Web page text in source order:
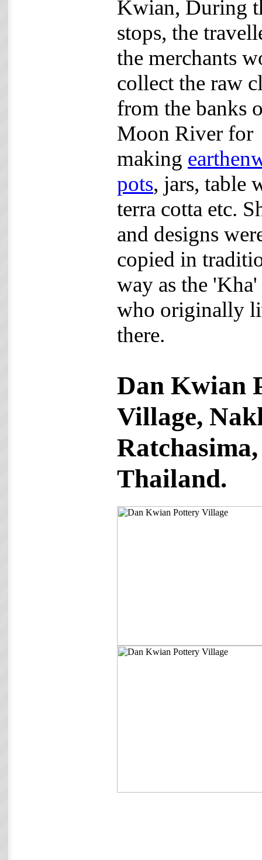
Kwian, During
stops, the
the merchants
collect the raw
from the banks
Moon River for
making
pots, jars, table
terra cotta etc.
and designs
copied in
way as the
who originally
there.
Dan Kwian
Village,
Ratchasima,
Thailand.